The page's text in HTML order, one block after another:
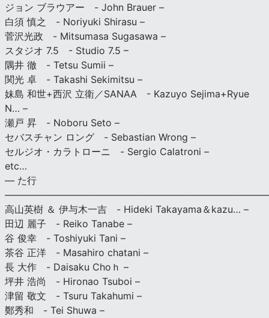
ジョン ブラウアー - John Brauer –
白須 慎之 - Noriyuki Shirasu –
菅沢光政 - Mitsumasa Sugasawa –
スタジオ 7.5 - Studio 7.5 –
隅井 徹 - Tetsu Sumii –
関光 卓 - Takashi Sekimitsu –
妹島 和世+西沢 立衛／SANAA - Kazuyo Sejima+Ryue
N… –
瀬戸 昇 - Noboru Seto –
セバスチャン ロング - Sebastian Wrong –
セルジオ・カラトローニ - Sergio Calatroni –
etc…
— た行
高山英樹 ＆ 伊与木一吉 - Hideki Takayama＆kazu… –
田辺 麗子 - Reiko Tanabe –
谷 俊幸 - Toshiyuki Tani –
茶谷 正洋 - Masahiro chatani –
長 大作 - Daisaku Choｈ –
坪井 浩尚 - Hironao Tsuboi –
津留 敬文 - Tsuru Takahumi –
鄭秀和 - Tei Shuwa –